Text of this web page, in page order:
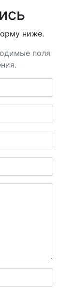
ниже.
поля